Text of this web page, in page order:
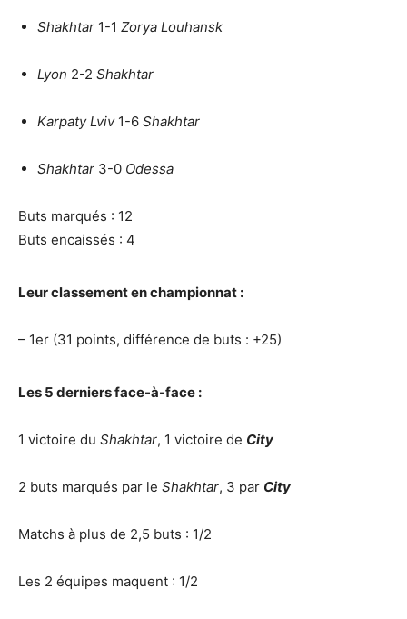
Shakhtar 1-1 Zorya Louhansk
Lyon 2-2 Shakhtar
Karpaty Lviv 1-6 Shakhtar
Shakhtar 3-0 Odessa
Buts marqués : 12
Buts encaissés : 4
Leur classement en championnat :
– 1er (31 points, différence de buts : +25)
Les 5 derniers face-à-face :
1 victoire du Shakhtar, 1 victoire de City
2 buts marqués par le Shakhtar, 3 par City
Matchs à plus de 2,5 buts : 1/2
Les 2 équipes maquent : 1/2